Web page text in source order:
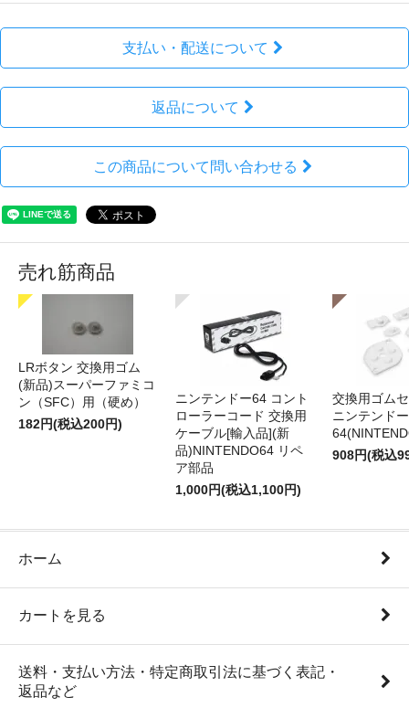
支払い・配送について
返品について
この商品について問い合わせる
売れ筋商品
LRボタン 交換用ゴム
(新品)スーパーファミコ
ン（SFC）用（硬め）
182円(税込200円)
ニンテンドー64 コント
ローラーコード 交換用
ケーブル[輸入品](新
品)NINTENDO64 リペ
ア部品
1,000円(税込1,100円)
交換用ゴム
ニンテンドー
908円(税込
ホーム
カートを見る
送料・支払い方法・特定商取引法に基づく表記・
返品など